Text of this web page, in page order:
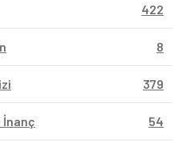
422
8
379
İnanç 54